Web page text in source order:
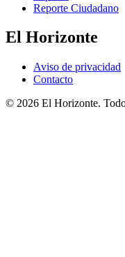
Reporte Ciudadano
El Horizonte
Aviso de privacidad
Contacto
© 2026 El Horizonte.